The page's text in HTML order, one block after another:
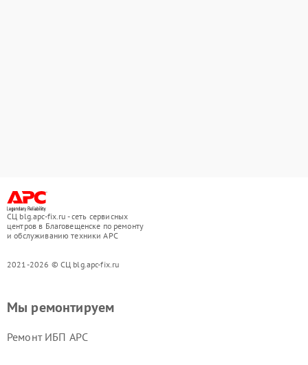
СЦ blg.apc-fix.ru - сеть сервисных
центров в Благовещенске по ремонту
и обслуживанию техники APC
2021-2026 © СЦ blg.apc-fix.ru
Мы ремонтируем
Ремонт ИБП APC